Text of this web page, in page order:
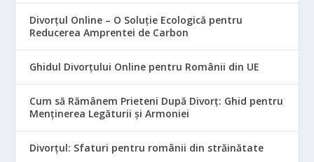
Divorțul Online – O Soluție Ecologică pentru
Reducerea Amprentei de Carbon
Ghidul Divorțului Online pentru Românii din UE
Cum să Rămânem Prieteni După Divorț: Ghid pentru
Menținerea Legăturii și Armoniei
Divorțul: Sfaturi pentru românii din străinătate